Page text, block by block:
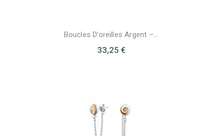
Boucles D’oreilles Argent –...
33,25 €